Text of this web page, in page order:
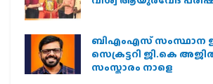
ബിഎംഎസ് സംസ്ഥാന
സെക്രട്ടറി ജി.കെ
സംസ്കാരം നാളെ